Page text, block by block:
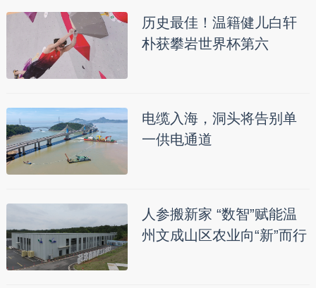
历史最佳！温籍健儿白轩
朴获攀岩世界杯第六
电缆入海，洞头将告别单
一供电通道
人参搬新家 “数智”赋能温
州文成山区农业向“新”而行